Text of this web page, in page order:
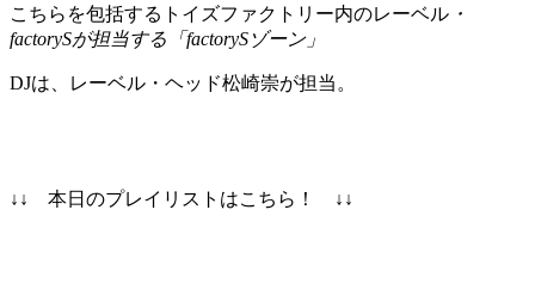
こちらを包括するトイズファクトリー内のレーベル ・
factorySが担当する「factorySゾーン」
DJは、レーベル・ヘッド松崎崇が担当。
↓↓ 本日のプレイリストはこちら！ ↓↓